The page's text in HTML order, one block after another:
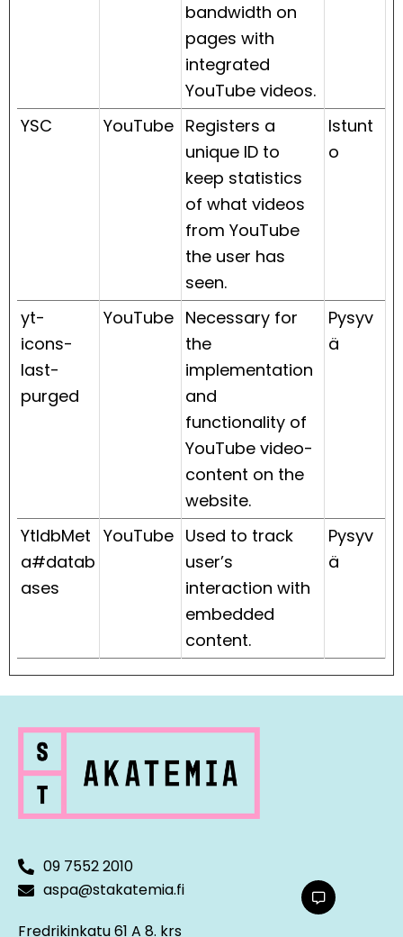
bandwidth on
pages with
integrated
YouTube videos.
YSC YouTube Registers a
unique ID to
keep statistics
of what videos
from YouTube
the user has
seen.
Istunt
o
yt-
icons-
last-
purged
YouTube Necessary for
the
implementation
and
functionality of
YouTube video-
content on the
website.
Pysyv
ä
YtIdbMet
a#datab
ases
YouTube Used to track
user’s
interaction with
embedded
content.
Pysyv
ä
09 7552 2010
aspa@stakatemia.fi
Fredrikinkatu 61 A 8. krs